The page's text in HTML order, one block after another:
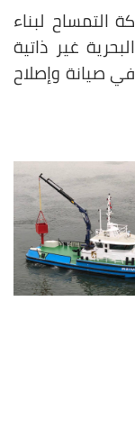
التمساح لبناء
غير ذاتية
صيانة وإصلاح